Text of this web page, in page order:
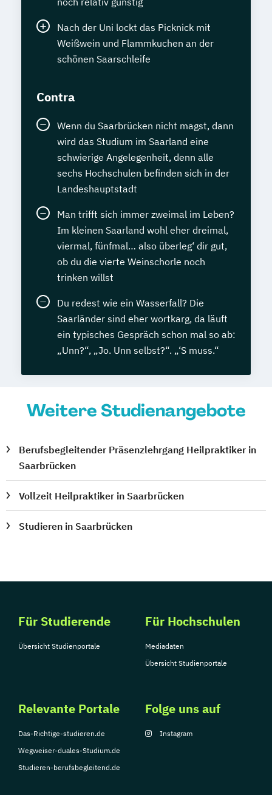
Nach der Uni lockt das Picknick mit
Weißwein und Flammkuchen an der
schönen Saarschleife
Contra
Wenn du Saarbrücken nicht magst, dann
wird das Studium im Saarland eine
schwierige Angelegenheit, denn alle
sechs Hochschulen befinden sich in der
Landeshauptstadt
Man trifft sich immer zweimal im Leben?
Im kleinen Saarland wohl eher dreimal,
viermal, fünfmal… also überleg‘ dir gut,
ob du die vierte Weinschorle noch
trinken willst
Du redest wie ein Wasserfall? Die
Saarländer sind eher wortkarg, da läuft
ein typisches Gespräch schon mal so ab:
„Unn?“, „Jo. Unn selbst?“. „‘S muss.“
Weitere Studienangebote
Berufsbegleitender Präsenzlehrgang Heilpraktiker in
Saarbrücken
Vollzeit Heilpraktiker in Saarbrücken
Studieren in Saarbrücken
Für Studierende
Übersicht Studienportale
Für Hochschulen
Mediadaten
Übersicht Studienportale
Relevante Portale
Das-Richtige-studieren.de
Wegweiser-duales-Studium.de
Studieren-berufsbegleitend.de
Folge uns auf
Instagram